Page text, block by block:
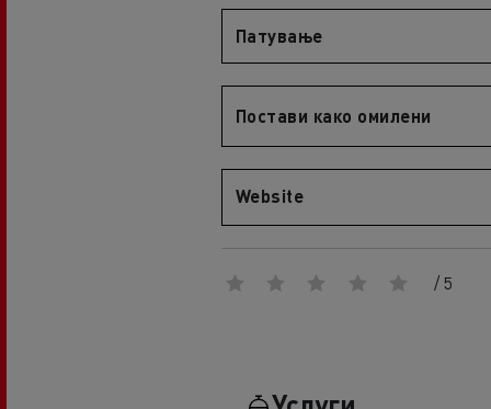
D Wide E-Tech
Патување
Постави како омилени
Website
/ 5